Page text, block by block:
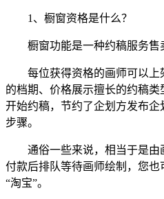
1、橱窗资格是什么？
橱窗功能是一种约稿服务售
每位获得资格的画师可以上
的档期、价格展示擅长的约稿
开始约稿，节约了企划方发布
步骤。
通俗一些来说，相当于是由
付款后排队等待画师绘制，您也
“淘宝”。